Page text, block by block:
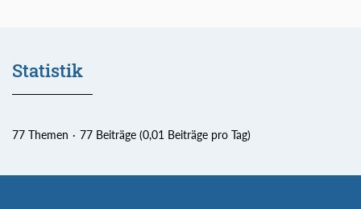
Statistik
77 Themen 77 Beiträge (0,01 Beiträge pro Tag)